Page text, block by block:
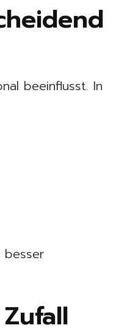
beeinflusst. In
besser